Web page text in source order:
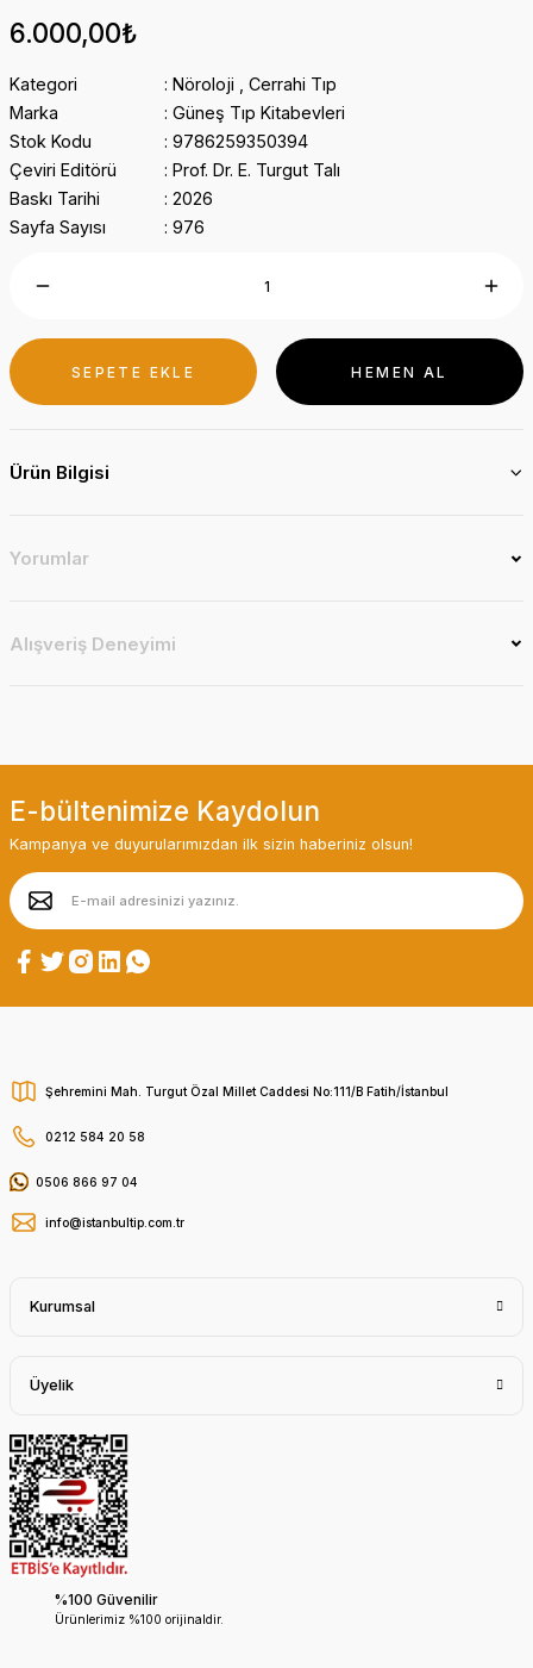
6.000,00₺
Kategori Nöroloji
Cerrahi Tıp
Marka
Güneş Tıp Kitabevleri
Stok Kodu
9786259350394
Çeviri Editörü
Prof. Dr. E. Turgut Talı
Baskı Tarihi
2026
Sayfa Sayısı
976
SEPETE EKLE HEMEN AL
Ürün Bilgisi
Yorumlar
Alışveriş Deneyimi
E-bültenimize Kaydolun
Kampanya ve duyurularımızdan ilk sizin haberiniz olsun!
Şehremini Mah. Turgut Özal Millet Caddesi No:111/B Fatih/İstanbul
0212 584 20 58
0506 866 97 04
info@istanbultip.com.tr
Kurumsal
Üyelik
%100 Güvenilir
Ürünlerimiz %100 orijinaldir.